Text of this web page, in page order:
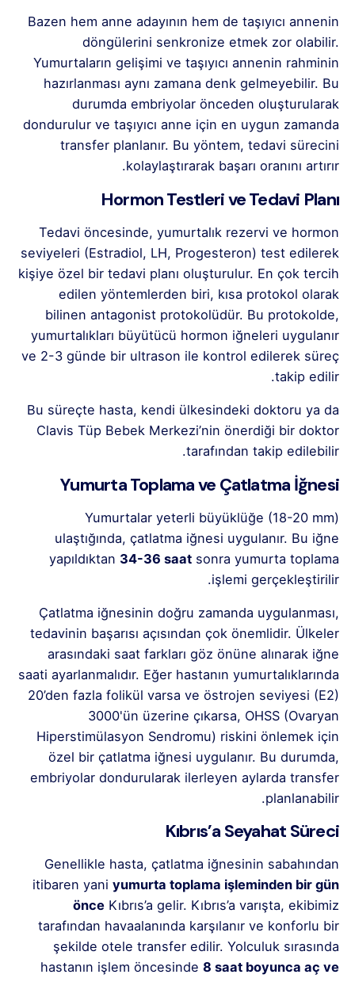
Bazen hem anne adayının hem de taşıyıcı annenin
döngülerini senkronize etmek zor olabilir.
Yumurtaların gelişimi ve taşıyıcı annenin rahminin
hazırlanması aynı zamana denk gelmeyebilir. Bu
durumda embriyolar önceden oluşturularak
dondurulur ve taşıyıcı anne için en uygun zamanda
transfer planlanır. Bu yöntem, tedavi sürecini
kolaylaştırarak başarı oranını artırır.
Hormon Testleri ve Tedavi Planı
Tedavi öncesinde, yumurtalık rezervi ve hormon
seviyeleri (Estradiol, LH, Progesteron) test edilerek
kişiye özel bir tedavi planı oluşturulur. En çok tercih
edilen yöntemlerden biri, kısa protokol olarak
bilinen antagonist protokolüdür. Bu protokolde,
yumurtalıkları büyütücü hormon iğneleri uygulanır
ve 2-3 günde bir ultrason ile kontrol edilerek süreç
takip edilir.
Bu süreçte hasta, kendi ülkesindeki doktoru ya da
Clavis Tüp Bebek Merkezi’nin önerdiği bir doktor
tarafından takip edilebilir.
Yumurta Toplama ve Çatlatma İğnesi
Yumurtalar yeterli büyüklüğe (18-20 mm)
ulaştığında, çatlatma iğnesi uygulanır. Bu iğne
yapıldıktan 34-36 saat sonra yumurta toplama
işlemi gerçekleştirilir.
Çatlatma iğnesinin doğru zamanda uygulanması,
tedavinin başarısı açısından çok önemlidir. Ülkeler
arasındaki saat farkları göz önüne alınarak iğne
saati ayarlanmalıdır. Eğer hastanın yumurtalıklarında
20’den fazla folikül varsa ve östrojen seviyesi (E2)
3000'ün üzerine çıkarsa, OHSS (Ovaryan
Hiperstimülasyon Sendromu) riskini önlemek için
özel bir çatlatma iğnesi uygulanır. Bu durumda,
embriyolar dondurularak ilerleyen aylarda transfer
planlanabilir.
Kıbrıs’a Seyahat Süreci
Genellikle hasta, çatlatma iğnesinin sabahından
itibaren yani yumurta toplama işleminden bir gün
önce Kıbrıs’a gelir. Kıbrıs’a varışta, ekibimiz
tarafından havaalanında karşılanır ve konforlu bir
şekilde otele transfer edilir. Yolculuk sırasında
hastanın işlem öncesinde 8 saat boyunca aç ve